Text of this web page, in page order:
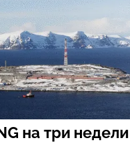
на три недели